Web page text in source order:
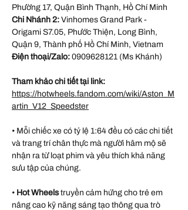
Phường 17, Quận Bình Thạnh, Hồ Chí Minh
Chi Nhánh 2: Vinhomes Grand Park -
Origami S7.05, Phước Thiện, Long Bình,
Quận 9, Thành phố Hồ Chí Minh, Vietnam
Điện thoại/Zalo: 0909628121 (Ms Khánh)
Tham khảo chi tiết tại link:
https://hotwheels.fandom.com/wiki/Aston_M
artin_V12_Speedster
• Mỗi chiếc xe có tỷ lệ 1:64 đều có các chi tiết
và trang trí chân thực mà người hâm mộ sẽ
nhận ra từ loạt phim và yêu thích khả năng
sưu tập của chúng.
• Hot Wheelstruyền cảm hứng cho trẻ em
nâng cao kỹ năng sáng tạo thông qua trò